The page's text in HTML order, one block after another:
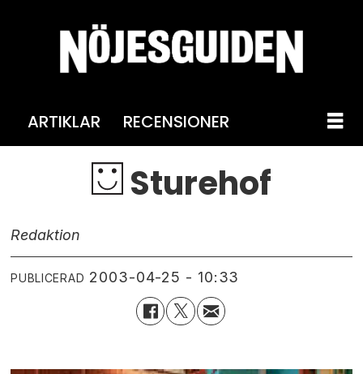
ARTIKLAR RECENSIONER
Sturehof
Redaktion
PUBLICERAD 2003-04-25 - 10:33